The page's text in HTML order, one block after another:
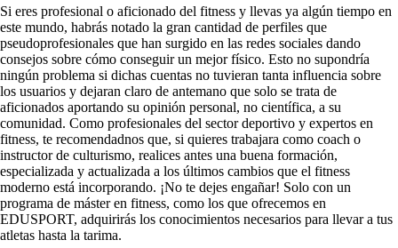
Si eres profesional o aficionado del fitness y llevas ya algún tiempo en
este mundo, habrás notado la gran cantidad de perfiles que
pseudoprofesionales que han surgido en las redes sociales dando
consejos sobre cómo conseguir un mejor físico. Esto no supondría
ningún problema si dichas cuentas no tuvieran tanta influencia sobre
los usuarios y dejaran claro de antemano que solo se trata de
aficionados aportando su opinión personal, no científica, a su
comunidad. Como profesionales del sector deportivo y expertos en
fitness, te recomendadnos que, si quieres trabajara como coach o
instructor de culturismo, realices antes una buena formación,
especializada y actualizada a los últimos cambios que el fitness
moderno está incorporando. ¡No te dejes engañar! Solo con un
programa de máster en fitness, como los que ofrecemos en
EDUSPORT, adquirirás los conocimientos necesarios para llevar a tus
atletas hasta la tarima.